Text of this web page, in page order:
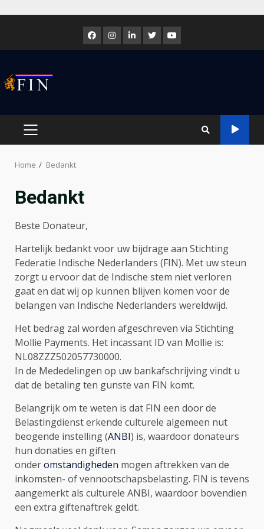
content
FacebookInstagram
LinkedInTwitterYoutube
PRIMARY
Home Bedankt
Bedankt
Beste Donateur,
Hartelijk bedankt voor uw bijdrage aan Stichting
Federatie Indische Nederlanders (FIN). Met uw steun
zorgt u ervoor dat de Indische stem niet verloren
gaat en dat wij op kunnen blijven komen voor de
belangen van Indische Nederlanders wereldwijd.
Het bedrag zal worden afgeschreven via Stichting
Mollie Payments. Het incassant ID van Mollie is:
NL08ZZZ502057730000.
In de Mededelingen op uw bankafschrijving vindt u
dat de betaling ten gunste van FIN komt.
Belangrijk om te weten is dat FIN een door de
Belastingdienst erkende culturele algemeen nut
beogende instelling (ANBI) is, waardoor donateurs
hun donaties en giften
onderomstandigheden mogen aftrekken van de
inkomsten- of vennootschapsbelasting. FIN is tevens
aangemerkt als culturele ANBI, waardoor bovendien
een extra giftenaftrek geldt.